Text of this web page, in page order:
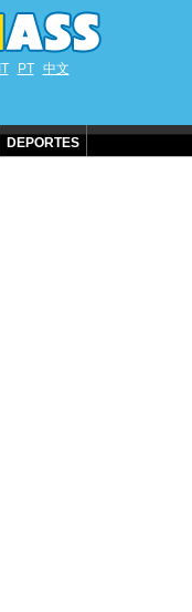
IT PT 中文
DEPORTES